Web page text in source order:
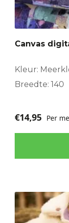
Canvas
Kleur:
Breedte: 140
€14,95 Per